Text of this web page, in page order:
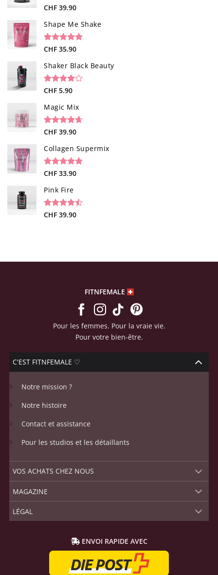
Noté4.52
sur
96
notations
client
CHF 39.90
Shape Me Shake
Noté4.85
sur
40
client
CHF 35.90
Shaker Black Beauty
Noté
5 basé
1
notation
client
CHF 5.90
Magic Mix
Noté4.65
sur
34
notations
client
CHF 39.90
Collagen Supermix
Noté4.73
sur
26
client
CHF 33.90
Pink Fire
Noté4.47
19
CHF 39.90
FITNFEMALE
Pour les femmes. Pour la vraie vie.
Pour votre bien-être.
C'EST FITNFEMALE ♡
Notre mission ?
Notre histoire
Contact et assistance
Pour les studios et les détaillants
VOS ACHATS CHEZ NOUS
MAGAZINE
LÉGAL
ENVOI RAPIDE AVEC